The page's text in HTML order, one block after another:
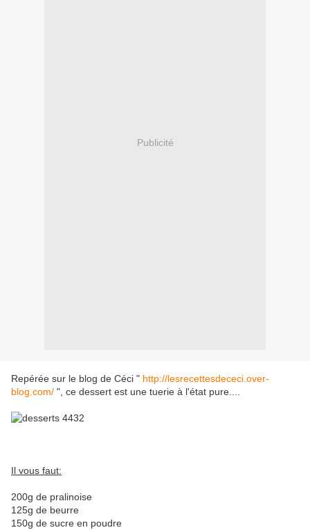
Publicité
Repérée sur le blog de Céci " http://lesrecettesdececi.over-
blog.com/ ", ce dessert est une tuerie à l'état pure....
Il vous faut:
200g de pralinoise
125g de beurre
150g de sucre en poudre